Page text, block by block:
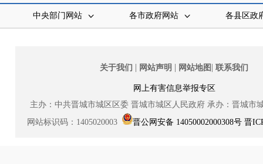
中央部门网站 各市政府网站 各县区政
关于我们 网站声明 网站地图 联系我们
网上有害信息举报专区
主办：中共晋城市城区区委 晋城市城区人民政府 承办：晋城市
网站标识码：1405020003
晋公网安备 14050002000308号 晋